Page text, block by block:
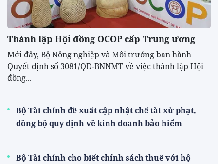
Thành lập Hội đồng OCOP cấp Trung ương
Mới đây, Bộ Nông nghiệp và Môi trưởng ban hành
Quyết định số 3081/QĐ-BNNMT về việc thành lập Hội
đồng...
Bộ Tài chính đề xuất cập nhật chế tài xử phạt,
đồng bộ quy định về kinh doanh bảo hiểm
Bộ Tài chính cho biết chính sách thuế với hộ